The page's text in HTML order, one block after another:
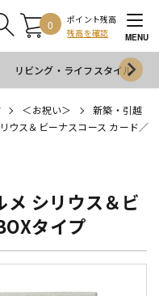
0
ポイント残高
残高を確認
MENU
リビング・ライフスタイル
＜お祝い＞
新築・引越
ウス＆ビーナスコース カード／
メ シリウス＆ビ
タイプ